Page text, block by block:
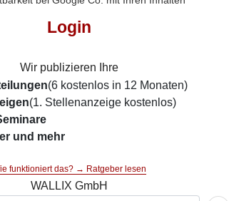
Login
Wir publizieren Ihre
(6 kostenlos in 12 Monaten)
(1. Stellenanzeige kostenlos)
und mehr
funktioniert das? → Ratgeber lesen
WALLIX GmbH